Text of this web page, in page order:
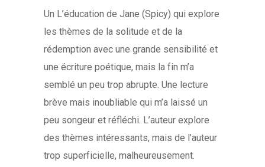
Un L’éducation de Jane (Spicy) qui explore
les thèmes de la solitude et de la
rédemption avec une grande sensibilité et
une écriture poétique, mais la fin m’a
semblé un peu trop abrupte. Une lecture
brève mais inoubliable qui m’a laissé un
peu songeur et réfléchi. L’auteur explore
des thèmes intéressants, mais de l’auteur
trop superficielle, malheureusement.